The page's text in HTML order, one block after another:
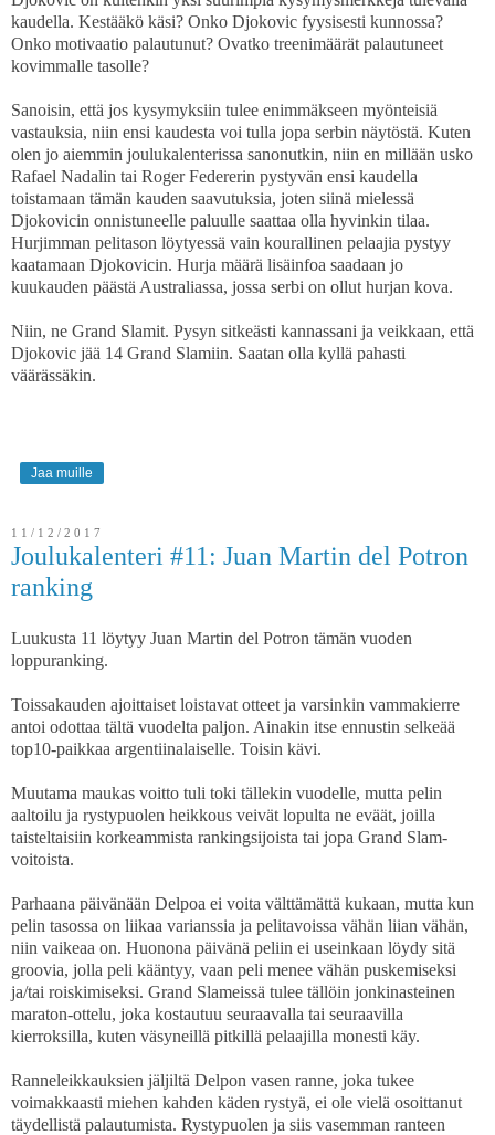
kaudella. Kestääkö käsi? Onko Djokovic fyysisesti kunnossa?
Onko motivaatio palautunut? Ovatko treenimäärät palautuneet
kovimmalle tasolle?
Sanoisin, että jos kysymyksiin tulee enimmäkseen myönteisiä
vastauksia, niin ensi kaudesta voi tulla jopa serbin näytöstä. Kuten
olen jo aiemmin joulukalenterissa sanonutkin, niin en millään usko
Rafael Nadalin tai Roger Federerin pystyvän ensi kaudella
toistamaan tämän kauden saavutuksia, joten siinä mielessä
Djokovicin onnistuneelle paluulle saattaa olla hyvinkin tilaa.
Hurjimman pelitason löytyessä vain kourallinen pelaajia pystyy
kaatamaan Djokovicin. Hurja määrä lisäinfoa saadaan jo
kuukauden päästä Australiassa, jossa serbi on ollut hurjan kova.
Niin, ne Grand Slamit. Pysyn sitkeästi kannassani ja veikkaan, että
Djokovic jää 14 Grand Slamiin. Saatan olla kyllä pahasti
väärässäkin.
Jaa muille
11/12/2017
Joulukalenteri #11: Juan Martin del Potron
ranking
Luukusta 11 löytyy Juan Martin del Potron tämän vuoden
loppuranking.
Toissakauden ajoittaiset loistavat otteet ja varsinkin vammakierre
antoi odottaa tältä vuodelta paljon. Ainakin itse ennustin selkeää
top10-paikkaa argentiinalaiselle. Toisin kävi.
Muutama maukas voitto tuli toki tällekin vuodelle, mutta pelin
aaltoilu ja rystypuolen heikkous veivät lopulta ne eväät, joilla
taisteltaisiin korkeammista rankingsijoista tai jopa Grand Slam-
voitoista.
Parhaana päivänään Delpoa ei voita välttämättä kukaan, mutta kun
pelin tasossa on liikaa varianssia ja pelitavoissa vähän liian vähän,
niin vaikeaa on. Huonona päivänä peliin ei useinkaan löydy sitä
groovia, jolla peli kääntyy, vaan peli menee vähän puskemiseksi
ja/tai roiskimiseksi. Grand Slameissä tulee tällöin jonkinasteinen
maraton-ottelu, joka kostautuu seuraavalla tai seuraavilla
kierroksilla, kuten väsyneillä pitkillä pelaajilla monesti käy.
Ranneleikkauksien jäljiltä Delpon vasen ranne, joka tukee
voimakkaasti miehen kahden käden rystyä, ei ole vielä osoittanut
täydellistä palautumista. Rystypuolen ja siis vasemman ranteen